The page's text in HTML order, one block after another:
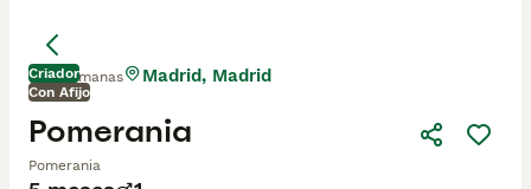
Criador
Con Afijo
Pomerania
Pomerania
2 semanas Madrid, Madrid